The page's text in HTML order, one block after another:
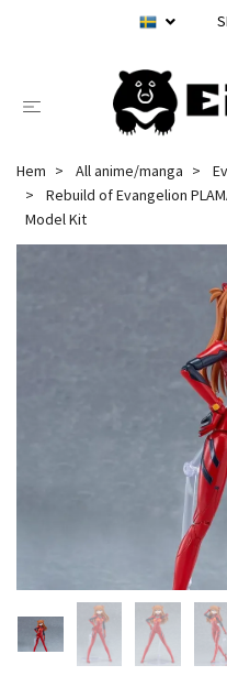
Hem All anime/manga
Rebuild of Evangelion
Model Kit